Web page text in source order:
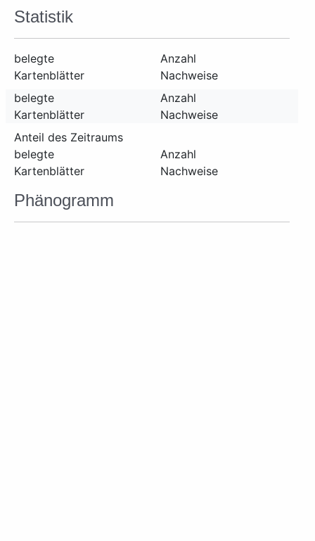
Statistik
belegte
Kartenblätter
Anzahl
Nachweise
belegte
Kartenblätter
Anzahl
Nachweise
Anteil des Zeitraums
belegte
Kartenblätter
Anzahl
Nachweise
Phänogramm